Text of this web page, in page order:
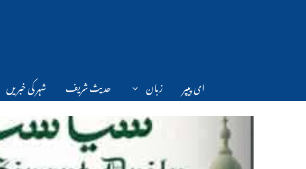
ای پیپر زبان حدیث شریف شہر کی خبریں